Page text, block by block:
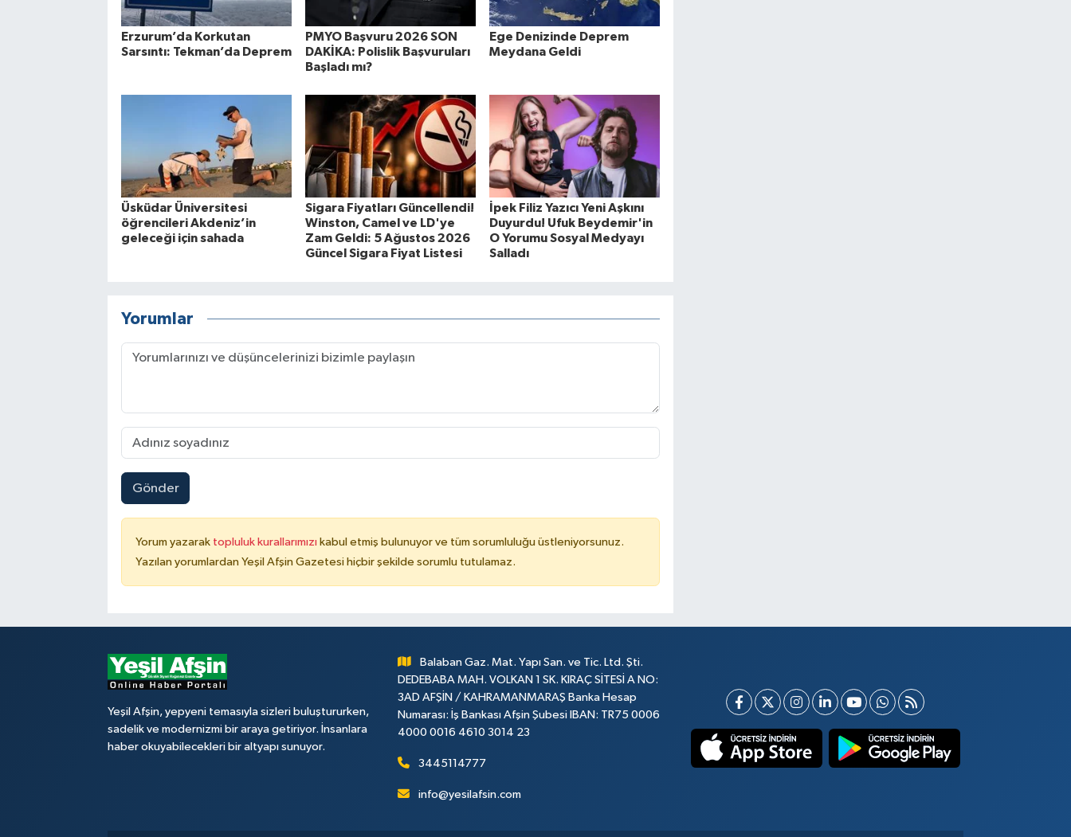
Erzurum’da Korkutan
Sarsıntı: Tekman’da Deprem
PMYO Başvuru 2026 SON
DAKİKA: Polislik Başvuruları
Başladı mı?
Ege Denizinde Deprem
Meydana Geldi
Üsküdar Üniversitesi
öğrencileri Akdeniz’in
geleceği için sahada
Sigara Fiyatları Güncellendi!
Winston, Camel ve LD'ye
Zam Geldi: 5 Ağustos 2026
Güncel Sigara Fiyat Listesi
İpek Filiz Yazıcı Yeni Aşkını
Duyurdu! Ufuk Beydemir'in
O Yorumu Sosyal Medyayı
Salladı
Yorumlar
Gönder
Yorum yazarak topluluk kurallarımızı kabul etmiş bulunuyor ve tüm sorumluluğu üstleniyorsunuz.
Yazılan yorumlardan Yeşil Afşin Gazetesi hiçbir şekilde sorumlu tutulamaz.
Yeşil Afşin, yepyeni temasıyla sizleri buluştururken,
sadelik ve modernizmi bir araya getiriyor. İnsanlara
haber okuyabilecekleri bir altyapı sunuyor.
Balaban Gaz. Mat. Yapı San. ve Tic. Ltd. Şti.
DEDEBABA MAH. VOLKAN 1 SK. KIRAÇ SİTESİ A NO:
3AD AFŞİN / KAHRAMANMARAŞ Banka Hesap
Numarası: İş Bankası Afşin Şubesi IBAN: TR75 0006
4000 0016 4610 3014 23
3445114777
info@yesilafsin.com